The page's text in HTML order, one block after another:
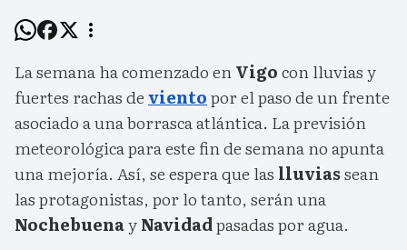
La semana ha comenzado enVigocon lluvias y
fuertes rachas devientopor el paso de un frente
asociado a una borrasca atlántica. La previsión
meteorológica para este fin de semana no apunta
una mejoría. Así, se espera que las lluviassean
las protagonistas, por lo tanto, serán una
NochebuenayNavidadpasadas por agua.